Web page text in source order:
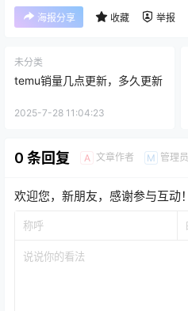
海报分享 收藏 举报
未分类
temu销量几点更新，多久更新
2025-7-28 11:04:23
0 条回复 A 文章作者 M 管理员
欢迎您，新朋友，感谢参与互动！